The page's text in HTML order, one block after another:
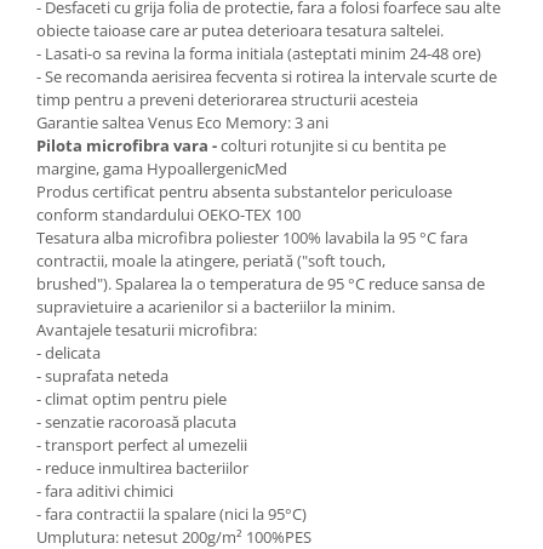
- Desfaceti cu grija folia de protectie, fara a folosi foarfece sau alte
obiecte taioase care ar putea deterioara tesatura saltelei.
- Lasati-o sa revina la forma initiala (asteptati minim 24-48 ore)
- Se recomanda aerisirea fecventa si rotirea la intervale scurte de
timp pentru a preveni deteriorarea structurii acesteia
Garantie saltea Venus Eco Memory: 3 ani
Pilota microfibra vara -colturi rotunjite si cu bentita pe
margine, gama HypoallergenicMed
Produs certificat pentru absenta substantelor periculoase
conform standardului OEKO-TEX 100
Tesatura alba microfibra poliester 100% lavabila la 95 °C fara
contractii, moale la atingere, periată ("soft touch,
brushed"). Spalarea la o temperatura de 95 °C reduce sansa de
supravietuire a acarienilor si a bacteriilor la minim.
Avantajele tesaturii microfibra:
- delicata
- suprafata neteda
- climat optim pentru piele
- senzatie racoroasă placuta
- transport perfect al umezelii
- reduce inmultirea bacteriilor
- fara aditivi chimici
- fara contractii la spalare (nici la 95°C)
Umplutura: netesut 200g/m² 100%PES